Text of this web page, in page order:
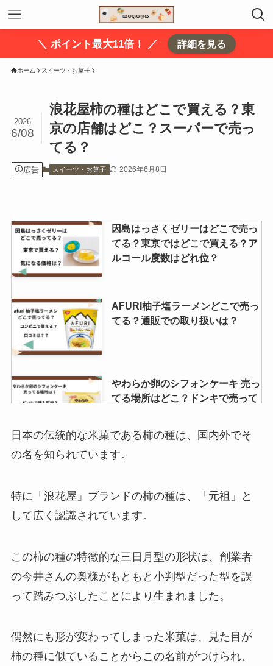
＼ ポイント最大11倍！ ／ 詳細を見る
ホーム スイーツ・お菓子
浪花屋柿の種はどこで買える？東
京の店舗はどこ？スーパーで売っ
てる？
2026
6/08
広告 スイーツ・お菓子 2026年6月8日
因島はっさくゼリーはどこで売っ
てる？東京ではどこで買える？ア
ルコール度数はどれ位？
AFURI柚子塩ラーメンどこで売っ
てる？通販での取り扱いは？
やわらか卵のシフォンケーキ 売っ
てる場所はどこ？ドンキで売って
ええもんちぃはどこで買える？ロ
を調査！
る？販売期間は？
業務スーパーで買える？どこで売
ってる？
日本の伝統的な米菓である柿の種は、国内外でそ
の名を知られています。
特に「浪花屋」ブランドの柿の種は、「元祖」と
して広く認識されています。
この柿の種の特徴的な三日月型の形状は、創業者
の今井さんの奥様がもともと小判型だった型を誤
って踏みつぶしたことにより生まれました。
偶然にも形が変わってしまった米菓は、見た目が
柿の種に似ていることからこの名前がつけられ、